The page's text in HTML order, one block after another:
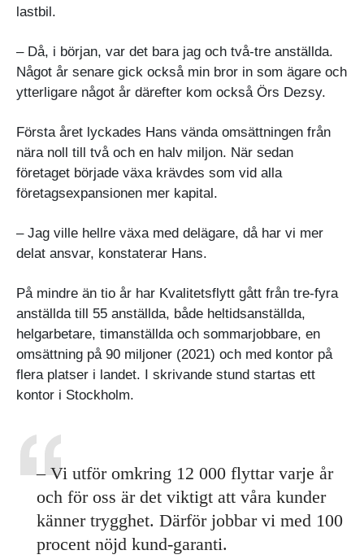
lastbil.
– Då, i början, var det bara jag och två-tre anställda.
Något år senare gick också min bror in som ägare och
ytterligare något år därefter kom också Örs Dezsy.
Första året lyckades Hans vända omsättningen från
nära noll till två och en halv miljon. När sedan
företaget började växa krävdes som vid alla
företagsexpansionen mer kapital.
– Jag ville hellre växa med delägare, då har vi mer
delat ansvar, konstaterar Hans.
På mindre än tio år har Kvalitetsflytt gått från tre-fyra
anställda till 55 anställda, både heltidsanställda,
helgarbetare, timanställda och sommarjobbare, en
omsättning på 90 miljoner (2021) och med kontor på
flera platser i landet. I skrivande stund startas ett
kontor i Stockholm.
– Vi utför omkring 12 000 flyttar varje år
och för oss är det viktigt att våra kunder
känner trygghet. Därför jobbar vi med 100
procent nöjd kund-garanti.